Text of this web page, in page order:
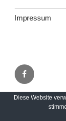
Impressum
Facebook
Impressum
Diese Website